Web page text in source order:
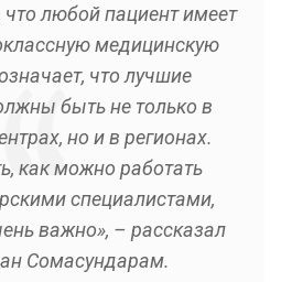
что любой пациент имеет
медицинскую
что лучшие
быть не только в
но и в регионах.
как можно работать
специалистами,
важно», – рассказал
Сомасундарам.